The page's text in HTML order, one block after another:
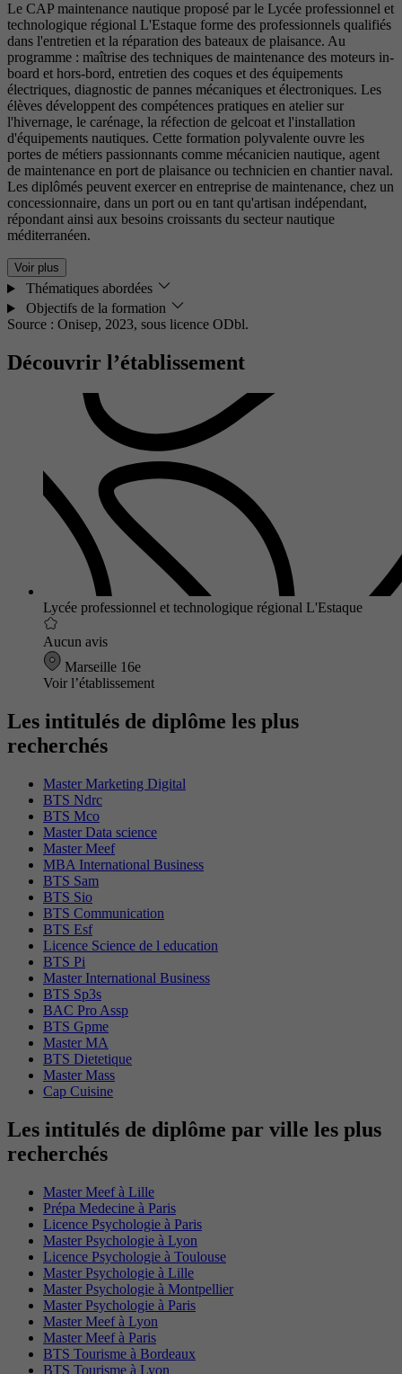
Le CAP maintenance nautique proposé par le Lycée professionnel et
technologique régional L'Estaque forme des professionnels qualifiés
dans l'entretien et la réparation des bateaux de plaisance. Au
programme : maîtrise des techniques de maintenance des moteurs in-
board et hors-bord, entretien des coques et des équipements
électriques, diagnostic de pannes mécaniques et électroniques. Les
élèves développent des compétences pratiques en atelier sur
l'hivernage, le carénage, la réfection de gelcoat et l'installation
d'équipements nautiques. Cette formation polyvalente ouvre les
portes de métiers passionnants comme mécanicien nautique, agent
de maintenance en port de plaisance ou technicien en chantier naval.
Les diplômés peuvent exercer en entreprise de maintenance, chez un
concessionnaire, dans un port ou en tant qu'artisan indépendant,
répondant ainsi aux besoins croissants du secteur nautique
méditerranéen.
Voir plus
Thématiques abordées
Objectifs de la formation
Source : Onisep, 2023, sous licence ODbl.
Découvrir l’établissement
Lycée professionnel et technologique régional L'Estaque
Aucun avis
Marseille 16e
Voir l’établissement
Les intitulés de diplôme les plus
recherchés
Master Marketing Digital
BTS Ndrc
BTS Mco
Master Data science
Master Meef
MBA International Business
BTS Sam
BTS Sio
BTS Communication
BTS Esf
Licence Science de l education
BTS Pi
Master International Business
BTS Sp3s
BAC Pro Assp
BTS Gpme
Master MA
BTS Dietetique
Master Mass
Cap Cuisine
Les intitulés de diplôme par ville les plus
recherchés
Master Meef à Lille
Prépa Medecine à Paris
Licence Psychologie à Paris
Master Psychologie à Lyon
Licence Psychologie à Toulouse
Master Psychologie à Lille
Master Psychologie à Montpellier
Master Psychologie à Paris
Master Meef à Lyon
Master Meef à Paris
BTS Tourisme à Bordeaux
BTS Tourisme à Lyon